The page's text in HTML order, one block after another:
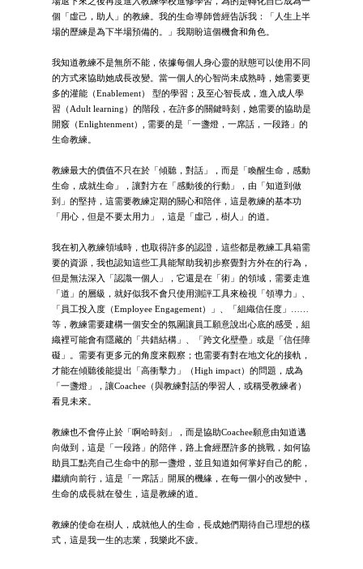
個「虛己，助人」的教練。我的生命導師曾經告訴我：「人生上半
場的歷練是為下半場預備的。」我期盼這個機會和角色。
我知道教練不是無所不能，依據每個人身心靈的狀態可以使用不同
的方式來協助她成長改變。當一個人的心智尚未成熟時，她需要更
多的灌能（Enablement） 型的學習；及至心智長成，進入成人學
習（Adult learning）的階段，在許多的關鍵時刻，她需要的協助是
開竅（Enlightenment）, 需要的是「一盞燈，一席話，一段路」的
生命教練。
教練最大的價值不只在於「傾聽，對話」，而是「喚醒生命，感動
生命，成就生命」，讓對方在「感動後的行動」，由「知道到做
到」的堅持，這需要教練定期的關心和陪伴，這是教練的基本功
「用心，但是不要太用力」，這是「虛己，樹人」的道。
我在初入教練領域時，也取得許多的認證，這些都是教練工具箱需
要的資源，我也認知這些工具能幫助我初步察覺對方外在的行為，
但是無法深入「認識一個人」，它還是在「術」的領域，需要走進
「道」的層級，就好似我不會只使用測評工具來檢視「領導力」、
「員工投入度（Employee Engagement）」、「組織信任度」……
等，教練需要建構一個安全的氛圍讓員工願意說出心底的感受，組
織裡可能會有隱藏的「共錯結構」、「跨文化壁壘」或是「信任障
礙」。需要有更多元的角度來觀察；也需要有對在地文化的接軌，
才能在傾聽後能提出「高衝擊力」（High impact）的問題，成為
「一盞燈」，讓Coachee（與教練對話的學習人，或稱受教練者）
看見未來。
教練也不會停止於「啊哈時刻」，而是協助Coachee願意由知道邁
向做到，這是「一段路」的陪伴，路上會經歷許多的挑戰，如何協
助員工點亮自己生命中的那一盞燈，並且知道如何掌好自己的舵，
繼續向前行，這是「一席話」開展的機緣，在每一個小的改變中，
生命的成長就在發生，這是教練的道。
教練的使命在樹人，成就他人的生命，長成她們期待自己理想的樣
式，這是我一生的志業，我樂此不疲。